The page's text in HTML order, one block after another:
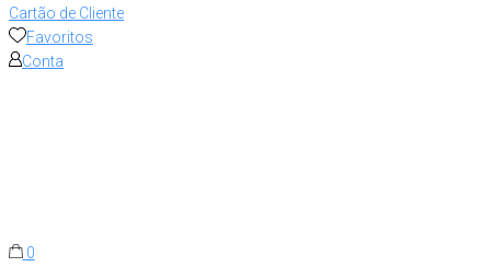
Cartão de Cliente
Favoritos
Conta
0